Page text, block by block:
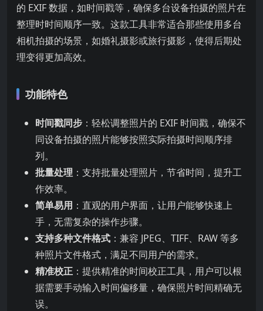
的 EXIF 数据，如时间戳等，确保多台设备拍摄的照片在
整理时时间顺序一致。这款工具非常适合那些使用多台
相机拍摄的场景，如婚礼摄影或旅行摄影，使得后期处
理变得更加高效。
功能特色
时间戳同步 ：轻松调整照片的 EXIF 时间戳，确保不
同设备拍摄的照片能够按照实际拍摄时间顺序排
列。
批量处理 ：支持批量处理照片，节省时间，提升工
作效率。
简单易用 ：直观的用户界面，让用户能够快速上
手，无需复杂的操作步骤。
支持多种文件格式 ：兼容 JPEG、TIFF、RAW 等多
种照片文件格式，满足不同用户的需求。
精准校正 ：提供精准的时间校正工具，用户可以根
据需要手动输入时间偏移量，确保照片时间精确无
误。